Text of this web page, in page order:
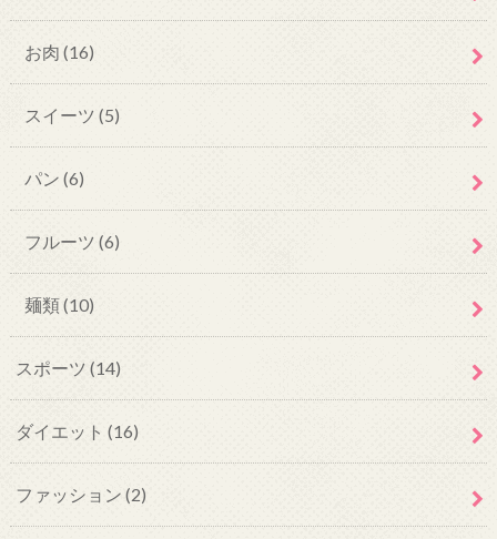
お肉 (16)
スイーツ (5)
パン (6)
フルーツ (6)
麺類(10)
スポーツ (14)
ダイエット (16)
ファッション (2)